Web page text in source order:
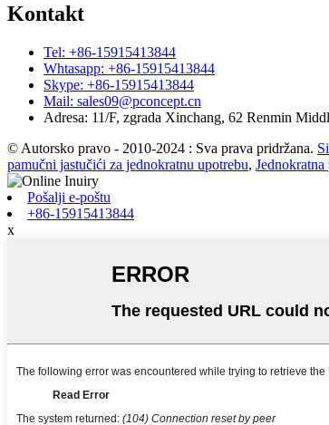
Kontakt
Tel: +86-15915413844
Whtasapp: +86-15915413844
Skype: +86-15915413844
Mail: sales09@pconcept.cn
Adresa: 11/F, zgrada Xinchang, 62 Renmin
© Autorsko pravo - 2010-2024 : Sva prava pridržana.
pamučni jastučići za jednokratnu upotrebu, Jednokratna
Pošalji e-poštu
+86-15915413844
x